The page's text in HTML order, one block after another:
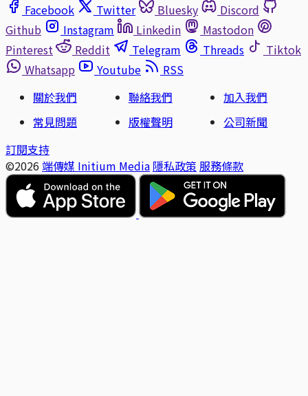
Facebook
Twitter Bluesky
Discord
Github
Instagram Linkedin
Mastodon
Pinterest
Reddit Telegram Threads
Tiktok
Whatsapp
Youtube
RSS
關於我們
聯絡我們
加入我們
常見問題
版權聲明
公司新聞
訂閱支持
©2026 端傳媒 Initium Media 隱私政策 服務條款